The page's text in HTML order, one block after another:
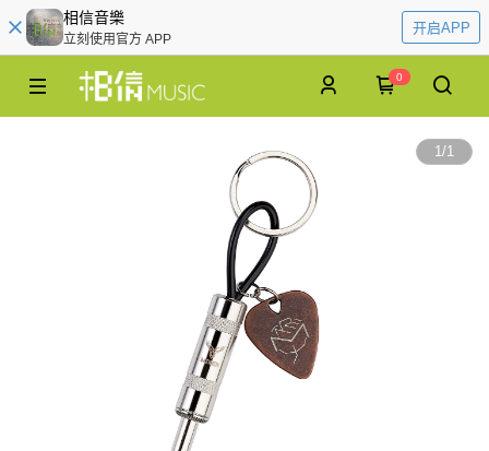
相信音樂
立刻使用官方 APP
开启APP
0
1/1